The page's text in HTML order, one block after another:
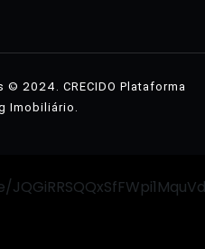
© 2024. CRECIDO Plataforma
Imobiliário .